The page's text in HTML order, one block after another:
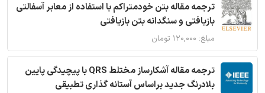
ترجمه مقاله بتن خودمتراکم با استفاده از معابر آسفالتی
بازیافتی و سنگدانه بتن بازیافتی
مبلغ: ۱۲۰,۰۰۰ تومان
ترجمه مقاله آشکارساز مختلط QRS با پیچیدگی پایین
بلادرنگ جدید براساس آستانه گذاری تطبیقی